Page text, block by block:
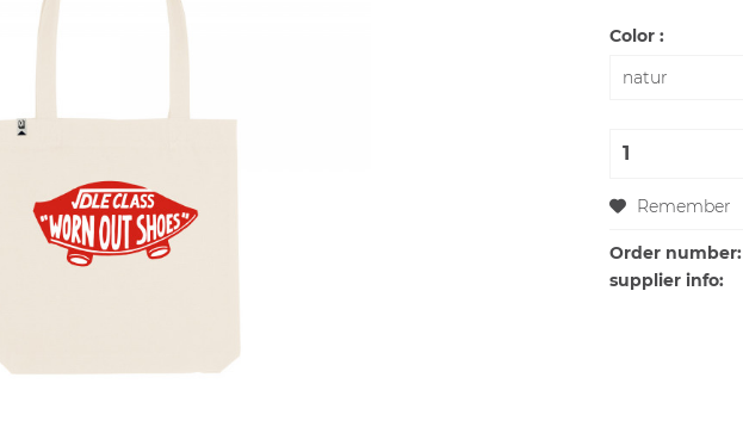
Color :
Remember
Order number:
supplier info: